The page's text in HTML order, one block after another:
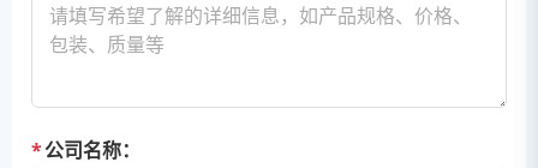
*公司名称：